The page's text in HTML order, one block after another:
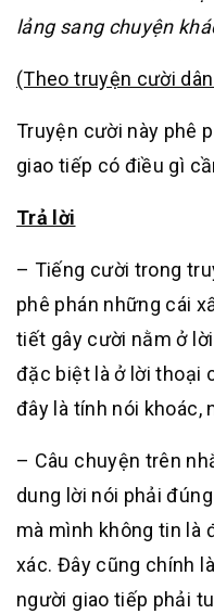
lảng sang chuyện
(Theo truyện cười
Truyện cười này phê
giao tiếp có điều gì
Trả lời
– Tiếng cười trong
phê phán những cái
tiết gây cười nằm ở
đặc biệt là ở lời thoại
đây là tính nói khoác,
– Câu chuyện trên
dung lời nói phải
mà mình không tin là
xác. Đây cũng chính
người giao tiếp phải